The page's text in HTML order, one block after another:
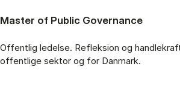
Master of Public Governance
Offentlig ledelse. Refleksion og
offentlige sektor og for Danmark.